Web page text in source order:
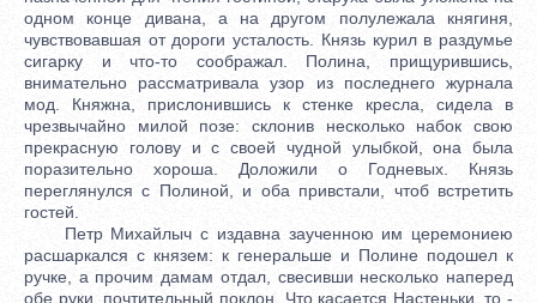
одном конце дивана, а на другом полулежала княгиня,
чувствовавшая от дороги усталость. Князь курил в раздумье
сигарку и что-то соображал. Полина, прищурившись,
внимательно рассматривала узор из последнего журнала
мод. Княжна, прислонившись к стенке кресла, сидела в
чрезвычайно милой позе: склонив несколько набок свою
прекрасную голову и с своей чудной улыбкой, она была
поразительно хороша. Доложили о Годневых. Князь
переглянулся с Полиной, и оба привстали, чтоб встретить
гостей.
Петр Михайлыч с издавна заученною им церемониею
расшаркался с князем: к генеральше и Полине подошел к
ручке, а прочим дамам отдал, свесивши несколько наперед
обе руки, почтительный поклон. Что касается Настеньки, то -